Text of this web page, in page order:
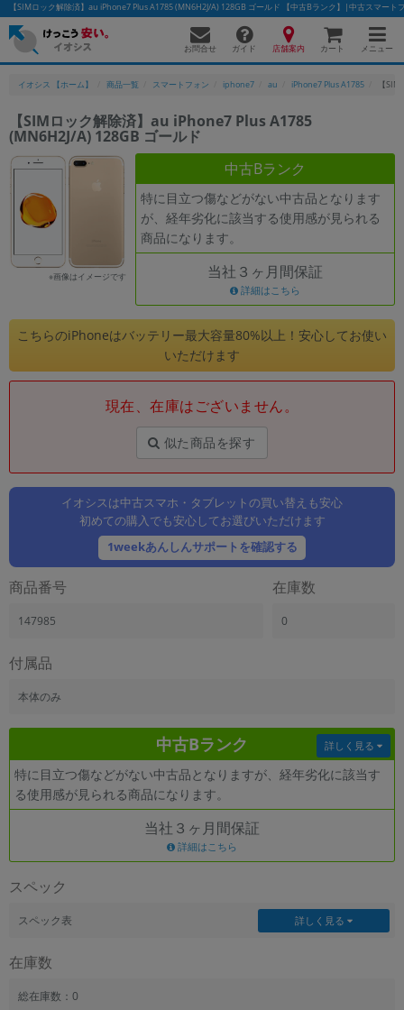
【SIMロック解除済】au iPhone7 Plus A1785 (MN6H2J/A) 128GB ゴールド 【中古Bランク】|中古スマート
お問合せ ガイド 店舗案内 カート メニュー
イオシス 【ホーム】 商品一覧 スマートフォン iphone7 au iPhone7 Plus A1785 【
【SIMロック解除済】au iPhone7 Plus A1785
(MN6H2J/A) 128GB ゴールド
※画像はイメージです
中古Bランク
特に目立つ傷などがない中古品となります
が、経年劣化に該当する使用感が見られる
商品になります。
当社３ヶ月間保証
詳細はこちら
こちらのiPhoneはバッテリー最大容量80%以上！安心してお使い
いただけます
現在、在庫はございません。
似た商品を探す
イオシスは中古スマホ・タブレットの買い替えも安心
初めての購入でも安心してお選びいただけます
1weekあんしんサポートを確認する
商品番号
147985
在庫数
0
付属品
本体のみ
中古Bランク
特に目立つ傷などがない中古品となりますが、経年劣化に該当す
る使用感が見られる商品になります。
詳しく見る
当社３ヶ月間保証
詳細はこちら
スペック
スペック表 詳しく見る
在庫数
総在庫数：0
かんたんパソコン検索に切り替える
フリーワード
人気の検索ワード： Let's note
「スマートフォン」「タブレット」など
シリーズ
「iPhone」「Xperia」「Galaxy」など
「Apple」「SONY」「SHARP」など
機能・特徴
商品の搭載機能による絞り込み
「5G対応」「防水」「ワンセグ」など
ドライブ
ドライブの絞り込み
ランク
「新品」「未使用」「中古」など
CPU
OSの絞り込み
メモリ